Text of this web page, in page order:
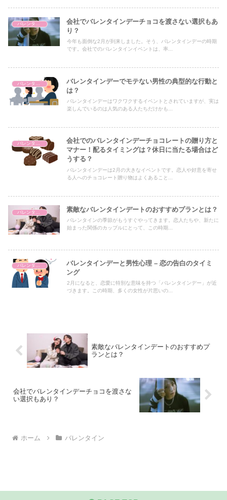
会社でバレンタインデーチョコを渡さない選択もあ
り？
今年も面倒な2月が到来しました。そう、バレンタインデーの時期
です。会社でのバレンタインイベントは、率...
バレンタインデーでモテない男性の典型的な行動と
は？
バレンタインデーはワクワクするイベントとされていますが、実は
楽しんでいるのは人気のある人たちだけかも...
会社でのバレンタインデーチョコレートの贈り方と
マナー！配るタイミングは？休日に当たる場合はど
うする？
バレンタインデーは2月の大きなイベントです。恋人や好意を寄せ
る人へのチョコレート贈り物はよくあること...
素敵なバレンタインデートのおすすめプランとは？
バレンタインの季節がもうすぐやってきます。恋人たちや、新たに
始まった関係のカップルにとって、この時期...
バレンタイン
バレンタインデーと男性心理 – 恋の告白のタイミ
ング
2月になると、恋愛に特別な意味を持つ「バレンタインデー」が近
づきます。この時期、多くの女性が片思いの...
素敵なバレンタインデートのおすすめプ
ランとは？
会社でバレンタインデーチョコを渡さな
い選択もあり？
ホーム バレンタイン